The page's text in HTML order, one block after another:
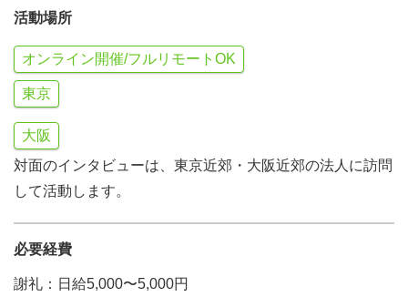
活動場所
オンライン開催/フルリモートOK
東京
大阪
対面のインタビューは、東京近郊・大阪近郊の法人に訪問
して活動します。
必要経費
謝礼：日給5,000〜5,000円